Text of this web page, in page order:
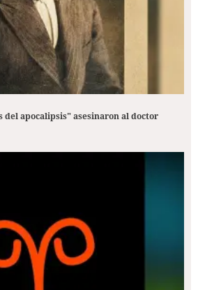
del apocalipsis" asesinaron al doctor